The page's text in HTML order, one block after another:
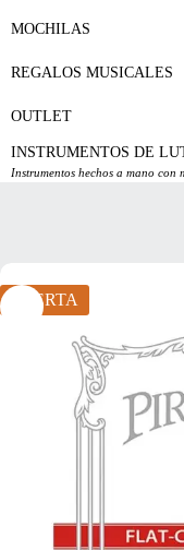
MOCHILAS
REGALOS MUSICALES
OUTLET
INSTRUMENTOS DE
Instrumentos hechos a mano con
OFERTA